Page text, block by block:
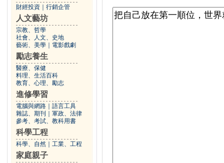
財經投資 行銷企管
人文藝坊
宗教、哲學
社會、人文、史地
藝術、美學
電影戲劇
勵志養生
醫療、保健
料理、生活百科
教育、心理、勵志
進修學習
電腦與網路
語言工具
雜誌、期刊
軍政、法律
參考、考試、教科用書
科學工程
科學、自然 工業、工程
家庭親子